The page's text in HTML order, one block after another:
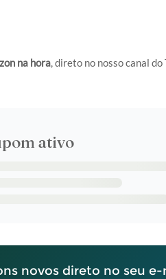
na hora, direto no nosso canal do
ativo
novos direto no seu e-